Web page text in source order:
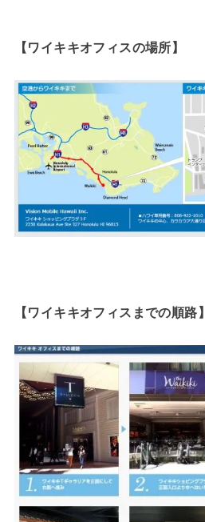
【ワイキキオフィスの場所】
【ワイキキオフィスまでの順路】